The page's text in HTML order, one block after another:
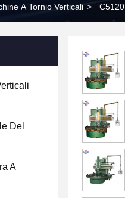
A Tornio Verticali >
Del
A